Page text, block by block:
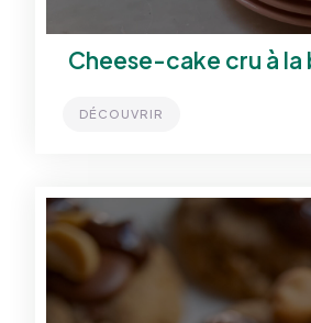
Cheese-cake cru à
DÉCOUVRIR